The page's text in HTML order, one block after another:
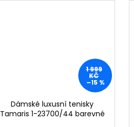
1 999
KČ
–15 %
Dámské luxusní tenisky
Tamaris 1-23700/44 barevné